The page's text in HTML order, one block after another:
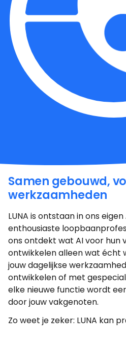
Samen gebouwd,
werkzaamheden
LUNA is ontstaan in ons
enthousiaste
ons ontdekt wat AI voor hun
ontwikkelen alleen wat écht
jouw dagelijkse
ontwikkelen of met
elke nieuwe functie wordt
door jouw vakgenoten.
Zo weet je zeker: LUNA kan